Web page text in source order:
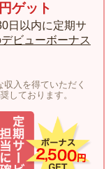
ゲット
日以内に定期サ
ビューボーナス
入を得ていただく
しております。